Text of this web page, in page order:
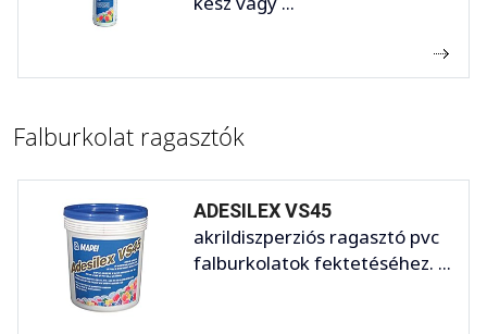
Falburkolat ragasztók
ADESILEX VS45
akrildiszperziós ragasztó pvc
falburkolatok fektetéséhez. ...